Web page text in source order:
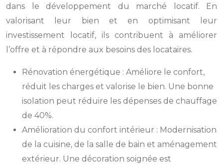
dans le développement du marché locatif. En
valorisant leur bien et en optimisant leur
investissement locatif, ils contribuent à améliorer
l’offre et à répondre aux besoins des locataires.
Rénovation énergétique : Améliore le confort,
réduit les charges et valorise le bien. Une bonne
isolation peut réduire les dépenses de chauffage
de 40%.
Amélioration du confort intérieur : Modernisation
de la cuisine, de la salle de bain et aménagement
extérieur. Une décoration soignée est